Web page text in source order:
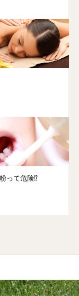
って危険⁉️